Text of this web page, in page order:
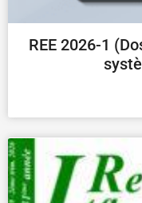
REE 2026-1